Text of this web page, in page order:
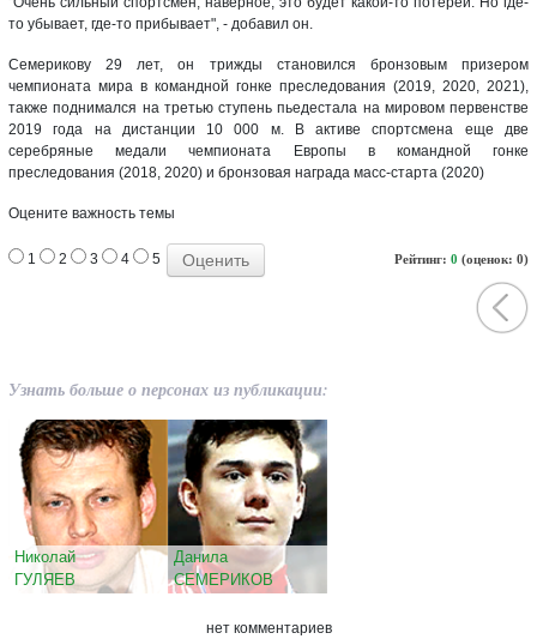
то убывает, где-то прибывает", - добавил он.
Семерикову 29 лет, он трижды становился бронзовым призером
чемпионата мира в командной гонке преследования (2019, 2020, 2021),
также поднимался на третью ступень пьедестала на мировом первенстве
2019 года на дистанции 10 000 м. В активе спортсмена еще две
серебряные медали чемпионата Европы в командной гонке
преследования (2018, 2020) и бронзовая награда масс-старта (2020)
Оцените важность темы
Рейтинг: 0 (оценок: 0)
1 2 3 4 5
Узнать больше о персонах из публикации:
Николай
ГУЛЯЕВ
Данила
СЕМЕРИКОВ
нет комментариев